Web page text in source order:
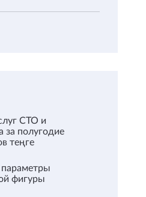
СТО и
за полугодие
теңге
фигуры